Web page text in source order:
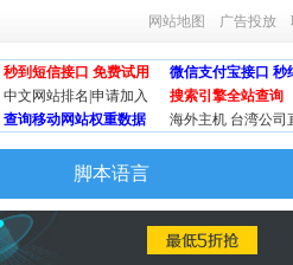
网站地图 广告投放
秒到短信接口 免费试用
微信支付宝接口 秒
中文网站排名|申请加入
搜索引擎全站查询
查询移动网站权重数据
海外主机 台湾公司
脚本语言